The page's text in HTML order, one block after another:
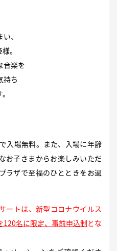
、
。
音楽を
持ち
入場無料。また、入場に年齢
お子さまからお楽しみいただ
ラザで至福のひとときをお過
ートは、新型コロナウイルス
120名に限定、事前申込制とな